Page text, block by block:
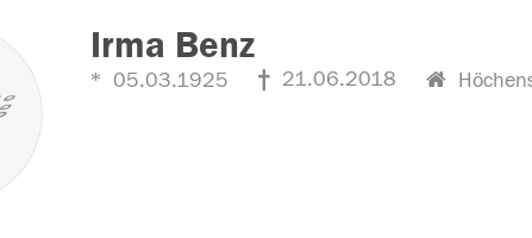
Irma Benz
05.03.1925 21.06.2018